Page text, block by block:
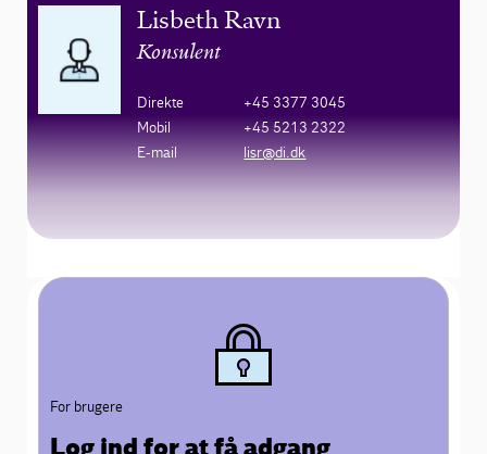
Lisbeth Ravn
Konsulent
Direkte
+45 3377 3045
Mobil
+45 5213 2322
E-mail
lisr@di.dk
For brugere